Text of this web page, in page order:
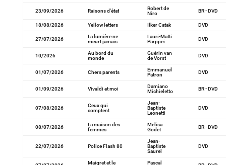
23/09/2026 Raisons d'état
Robert de
Niro
BR - DVD
18/08/2026 Yellow letters Ilker Catak DVD
27/07/2026
La lumière ne
meurt jamais
Lauri-Matti
Parppei
DVD
10/2026
Au bord du
monde
Guérin van
de Vorst
DVD
01/07/2026 Chers parents
Emmanuel
Patron
DVD
01/09/2026 Vivaldi et moi
Damiano
Michieletto
BR - DVD
07/08/2026
Ceux qui
comptent
Jean-
Baptiste
Leonetti
DVD
08/07/2026
La maison des
femmes
Melisa
Godet
BR - DVD
22/07/2026 Police Flash 80
Jean-
Baptiste
Saurel
DVD
Maigret et le Pascal